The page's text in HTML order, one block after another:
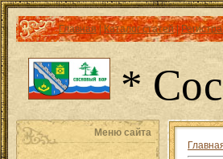
Главная|Каталог статей|
*
Меню сайта